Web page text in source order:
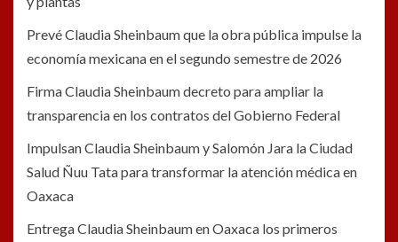
Prevé Claudia Sheinbaum que la obra pública impulse la
economía mexicana en el segundo semestre de 2026
Firma Claudia Sheinbaum decreto para ampliar la
transparencia en los contratos del Gobierno Federal
Impulsan Claudia Sheinbaum y Salomón Jara la Ciudad
Salud Ñuu Tata para transformar la atención médica en
Oaxaca
Entrega Claudia Sheinbaum en Oaxaca los primeros